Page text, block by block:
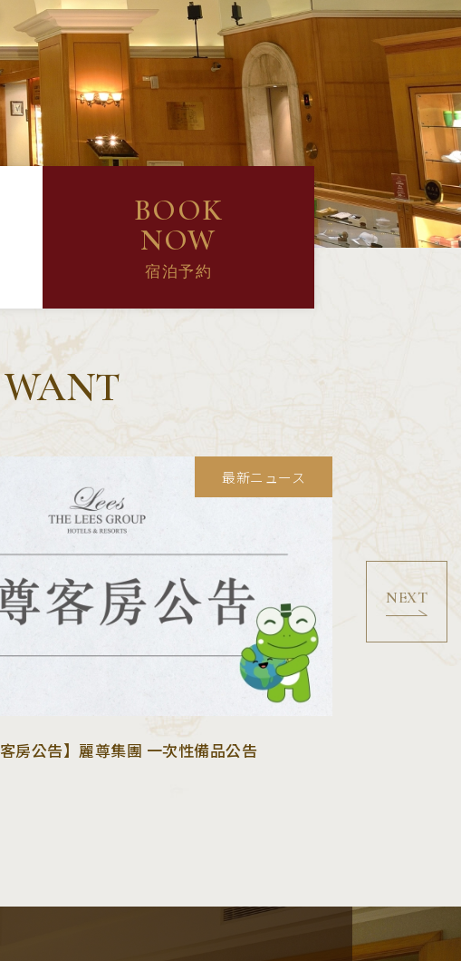
BOOK
NOW
宿泊予約
最新ニュース
客房公告】麗尊集團 一次性備品公告